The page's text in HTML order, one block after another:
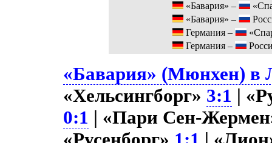
«Бавария» –
«Бавария» –
Германия –
Германия –
«Бавария» (Мюнхен) в
«Хельсингборг» 3:1 |
0:1 | «Пари Сен-